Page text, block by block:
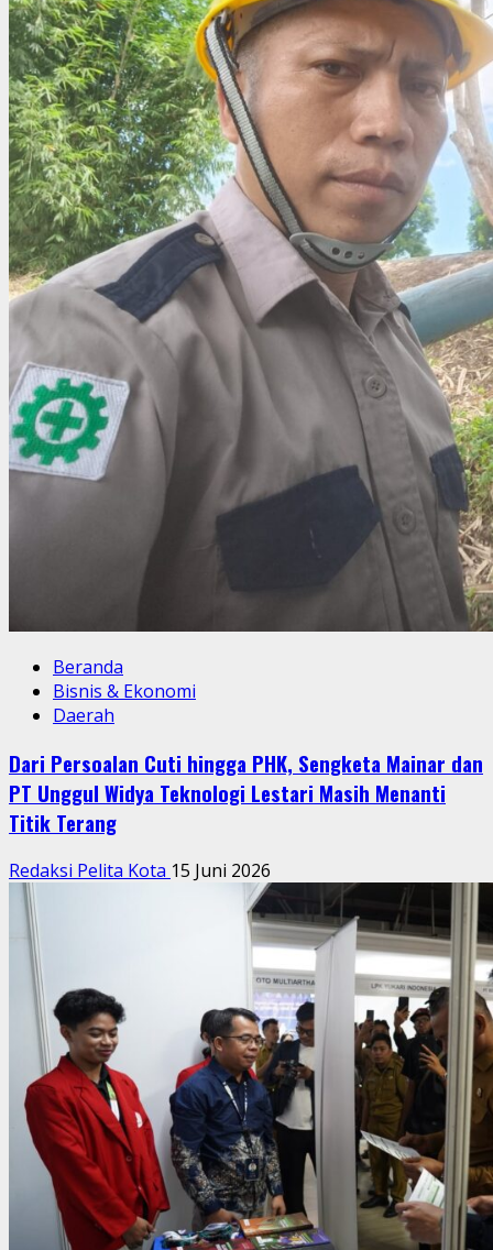
Beranda
Bisnis & Ekonomi
Daerah
Dari Persoalan Cuti hingga PHK, Sengketa Mainar dan
PT Unggul Widya Teknologi Lestari Masih Menanti
Titik Terang
Redaksi Pelita Kota 15 Juni 2026